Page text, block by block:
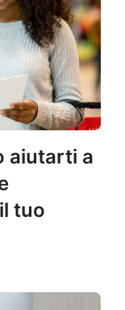
aiutarti a
tuo